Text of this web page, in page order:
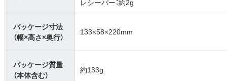
レシーバー：約2g
パッケージ寸法
（幅×高さ×奥行）
133×58×220mm
パッケージ質量
（本体含む）
約133g